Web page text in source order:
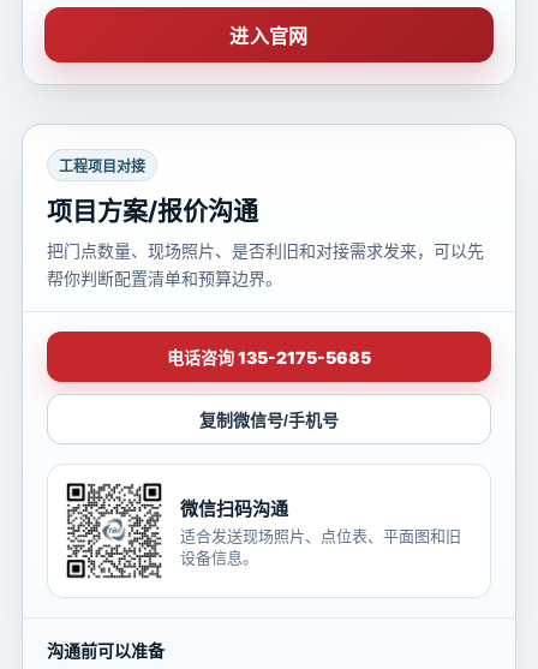
进入官网
工程项目对接
项目方案/报价沟通
把门点数量、现场照片、是否利旧和对接需求发来，可以先
帮你判断配置清单和预算边界。
电话咨询 135-2175-5685
复制微信号/手机号
微信扫码沟通
适合发送现场照片、点位表、平面图和旧
设备信息。
沟通前可以准备